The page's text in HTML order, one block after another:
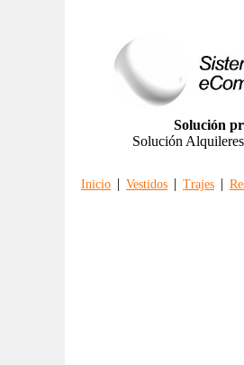
Solución
Solución
Inicio | Vestidos | Trajes |